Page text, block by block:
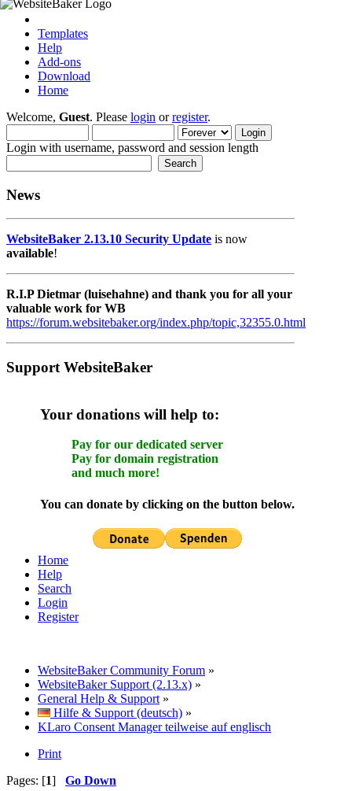
Templates
Help
Add-ons
Download
Home
Welcome, Guest. Please login orregister.
Login with username, password and session length
News
WebsiteBaker 2.13.10 Security Update is now
available!
R.I.P Dietmar (luisehahne) and thank you for all your
valuable work for WB
https://forum.websitebaker.org/index.php/topic,32355.0.html
Support WebsiteBaker
Your donations will help to:
Pay for our dedicated server
Pay for domain registration
and much more!
You can donate by clicking on the button below.
Home
Help
Search
Login
Register
WebsiteBaker Community Forum »
WebsiteBaker Support (2.13.x) »
General Help & Support »
Hilfe & Support (deutsch) »
KLaro Consent Manager teilweise auf englisch
Print
Pages: [1] Go Down